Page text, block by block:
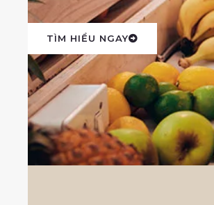
TÌM HIỂU NGAY